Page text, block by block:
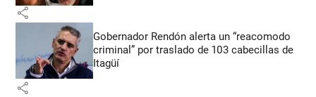
share
Gobernador Rendón alerta un “reacomodo
criminal” por traslado de 103 cabecillas de
Itagüí
share